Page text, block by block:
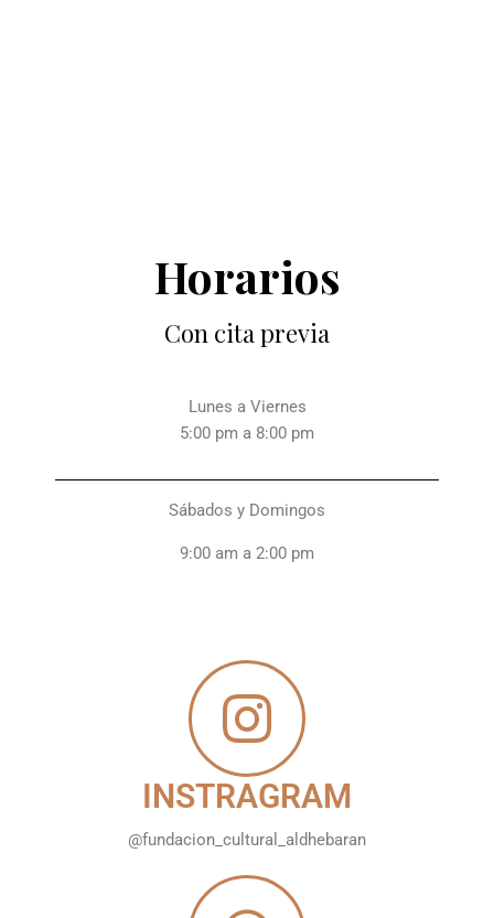
Horarios
Con cita previa
Lunes a Viernes
5:00 pm a 8:00 pm
Sábados y Domingos
9:00 am a 2:00 pm
INSTRAGRAM
@fundacion_cultural_aldhebaran